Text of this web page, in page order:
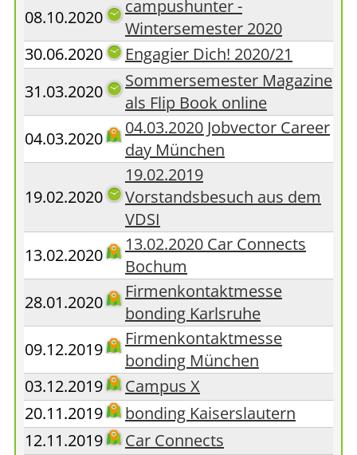
08.10.2020
campushunter -
Wintersemester 2020
30.06.2020
Engagier Dich! 2020/21
31.03.2020
Sommersemester Magazine
als Flip Book online
04.03.2020
04.03.2020 Jobvector Career
day München
19.02.2020
19.02.2019
Vorstandsbesuch aus dem
VDSI
13.02.2020
13.02.2020 Car Connects
Bochum
28.01.2020
Firmenkontaktmesse
bonding Karlsruhe
09.12.2019
Firmenkontaktmesse
bonding München
03.12.2019
Campus X
20.11.2019
bonding Kaiserslautern
12.11.2019
Car Connects